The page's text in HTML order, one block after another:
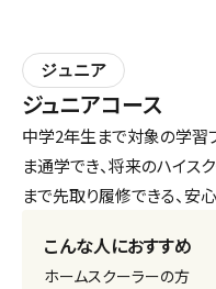
ジュニア
ジュニアコース
中学2年生まで対象の学習
ま通学でき、将来のハイ
まで先取り履修できる、安
こんな人におすすめ
ホームスクーラーの方